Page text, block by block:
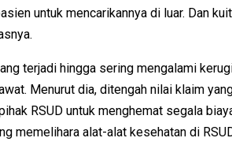
untuk mencarikannya di luar. Dan
terjadi hingga sering mengalami
Menurut dia, ditengah nilai klaim
RSUD untuk menghemat segala
memelihara alat-alat kesehatan di